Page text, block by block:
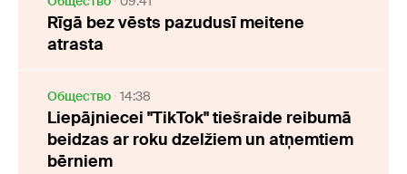
Rīgā bez vēsts pazudusī meitene
atrasta
Oбщество 14:38
Liepājniecei "TikTok" tiešraide reibumā
beidzas ar roku dzelžiem un atņemtiem
bērniem